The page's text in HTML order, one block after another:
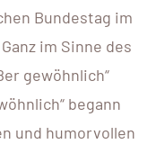
Bundestag im
im Sinne des
gewöhnlich“
begann
und humorvollen